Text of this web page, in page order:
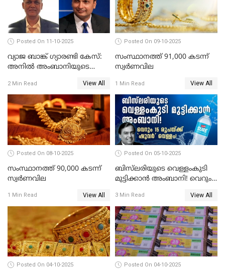
Posted On 11-10-2025
വ്യാജ ബാങ്ക് ഗ്യാരണ്ടി കേസ്:
അനിൽ അംബാനിയുടെ
അറസ്റ്റിൽ; ഇഡി അന്വേഷണം
വ്യാപിപ്പിക്കുന്നു
2 Min Read View All
Posted On 09-10-2025
സംസ്ഥാനത്ത് 91,000 കടന്ന്
സ്വര്‍ണവില
1 Min Read View All
Posted On 08-10-2025
സംസ്ഥാനത്ത് 90,000 കടന്ന്
സ്വര്‍ണവില
1 Min Read View All
Posted On 05-10-2025
ബിസ്‌ലരിയുടെ വെള്ളംകുടി
മുട്ടിക്കാൻ അംബാനി! വെറും
3 Min Read View All
Posted On 04-10-2025 Posted On 04-10-2025